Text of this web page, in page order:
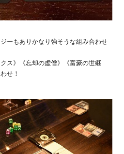
ーもありかなり強そうな組み合わせ
ス》《忘却の虚僧》《富豪の世継
せ！